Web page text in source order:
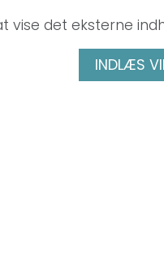
vise det eksterne
INDLÆS